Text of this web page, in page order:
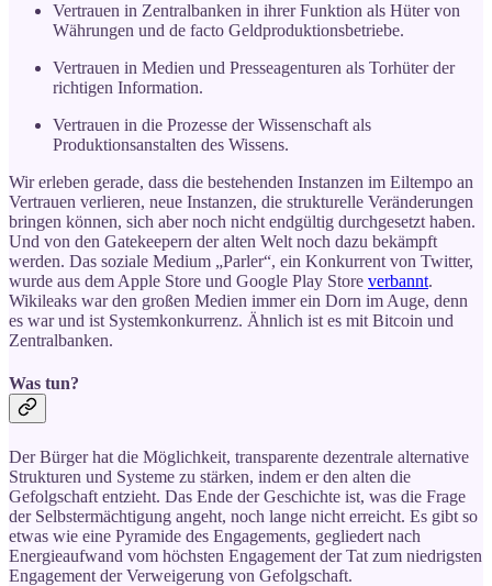
Vertrauen in Zentralbanken in ihrer Funktion als Hüter von
Währungen und de facto Geldproduktionsbetriebe.
Vertrauen in Medien und Presseagenturen als Torhüter der
richtigen Information.
Vertrauen in die Prozesse der Wissenschaft als
Produktionsanstalten des Wissens.
Wir erleben gerade, dass die bestehenden Instanzen im Eiltempo an
Vertrauen verlieren, neue Instanzen, die strukturelle Veränderungen
bringen können, sich aber noch nicht endgültig durchgesetzt haben.
Und von den Gatekeepern der alten Welt noch dazu bekämpft
werden. Das soziale Medium „Parler“, ein Konkurrent von Twitter,
wurde aus dem Apple Store und Google Play Store verbannt.
Wikileaks war den großen Medien immer ein Dorn im Auge, denn
es war und ist Systemkonkurrenz. Ähnlich ist es mit Bitcoin und
Zentralbanken.
Was tun?
Der Bürger hat die Möglichkeit, transparente dezentrale alternative
Strukturen und Systeme zu stärken, indem er den alten die
Gefolgschaft entzieht. Das Ende der Geschichte ist, was die Frage
der Selbstermächtigung angeht, noch lange nicht erreicht. Es gibt so
etwas wie eine Pyramide des Engagements, gegliedert nach
Energieaufwand vom höchsten Engagement der Tat zum niedrigsten
Engagement der Verweigerung von Gefolgschaft.